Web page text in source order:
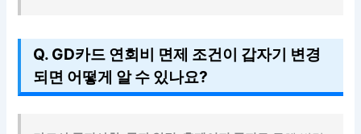
Q. GD카드 연회비 면제 조건이 갑자기 변경
되면 어떻게 알 수 있나요?